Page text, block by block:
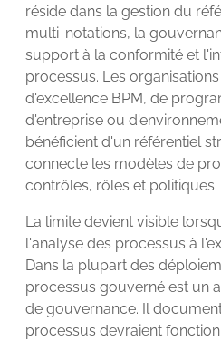
réside dans la gestion du
multi-notations, la
support à la conformité et
processus. Les
d'excellence BPM, de
d'entreprise ou
bénéficient d'un référentiel
connecte les modèles de
contrôles, rôles et politiques.
La limite devient visible
l'analyse des processus à
Dans la plupart des
processus gouverné est un
de gouvernance. Il
processus devraient